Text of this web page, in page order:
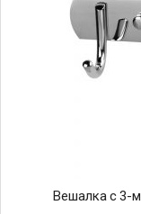
Вешалка с 3-